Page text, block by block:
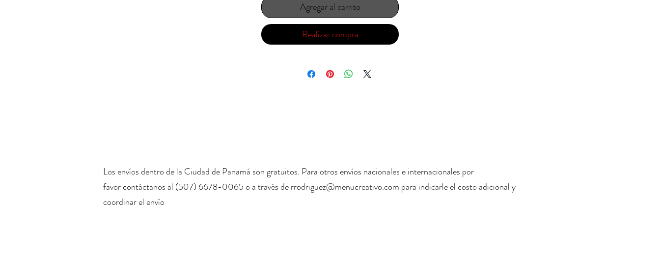
Agregar al carrito
Realizar compra
Los envíos dentro de la Ciudad de Panamá son gratuitos. Para otros envíos nacionales e internacionales por
favor contáctanos al (507) 6678-0065 o a través derrodriguez@menucreativo.com para indicarle el costo adicional y
coordinar el envío